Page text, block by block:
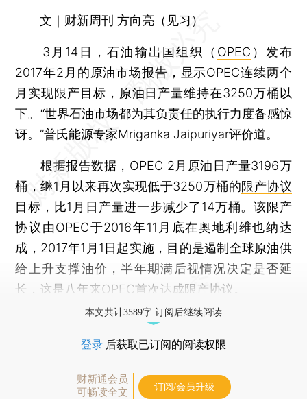
文｜财新周刊 方向亮（见习）
3月14日，石油输出国组织（ OPEC ）发布
2017年2月的原油市场报告，显示OPEC连续两个
月实现限产目标，原油日产量维持在3250万桶以
下。“世界石油市场都为其负责任的执行力度备感惊
讶。”普氏能源专家Mriganka Jaipuriyar评价道。
根据报告数据，OPEC 2月原油日产量3196万
桶，继1月以来再次实现低于3250万桶的限产协议
目标，比1月日产量进一步减少了14万桶。该限产
协议由OPEC于2016年11月底在奥地利维也纳达
成，2017年1月1日起实施，目的是遏制全球原油供
给上升支撑油价，半年期满后视情况决定是否延
长，这是八年来OPEC首次达成限产协议。
本文共计3589字 订阅后继续阅读
登录 后获取已订阅的阅读权限
财新通会员
可畅读全文
订阅/会员升级